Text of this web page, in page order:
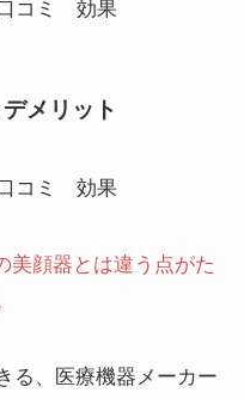
メリット
美顔器とは違う点がた
る、医療機器メーカー